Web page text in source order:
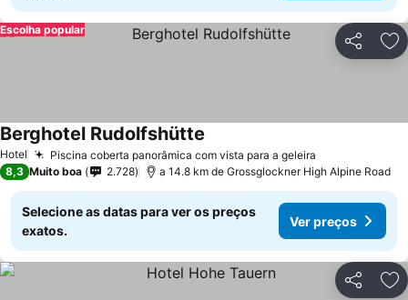
Partilhar
Escolha popular
Hotel Piscina coberta panorâmica com vista para a geleira
Berghotel Rudolfshütte
8,3 Muito boa 2.728 a 14.8 km de Grossglockner High Alpine Road
Selecione as datas para ver os preços
exatos.
Ver preços
Partilhar